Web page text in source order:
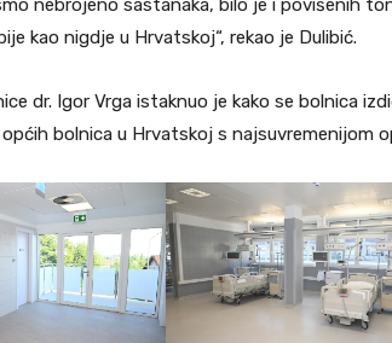
nebrojeno sastanaka, bilo je i povišenih
kao nigdje u Hrvatskoj“, rekao je Dulibić.
dr. Igor Vrga istaknuo je kako se bolnica
bolnica u Hrvatskoj s najsuvremenijom